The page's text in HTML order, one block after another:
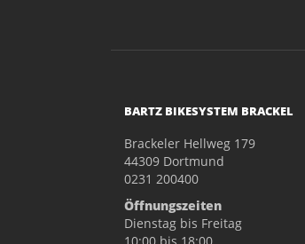
BARTZ BIKESYSTEM BRACKEL
Brackeler Hellweg 179
44309 Dortmund
0231 200400
Öffnungszeiten
Dienstag bis Freitag